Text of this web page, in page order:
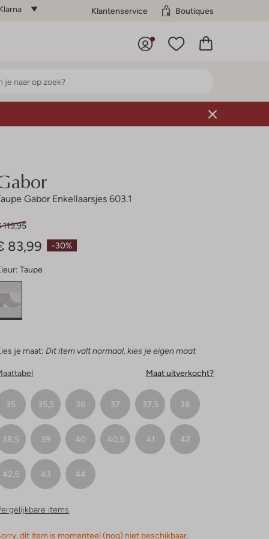
Klantenservice Boutiques
Gabor Enkellaarsjes 603.1
-30%
119,95
83,99
Taupe
je maat: Dit item valt normaal, kies je eigen maat
Maat uitverkocht?
35 35,5 36 37 37,5 38
38,5 39 40 40,5 41 42
42,5 43 44
items
dit item is momenteel (nog) niet beschikbaar.